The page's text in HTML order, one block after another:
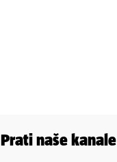
Prati naše kanale